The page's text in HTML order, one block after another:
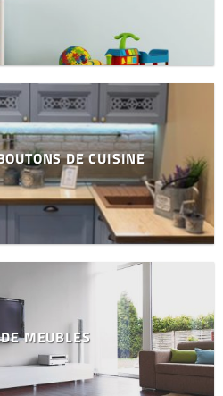
DE CUISINE
MEUBLES